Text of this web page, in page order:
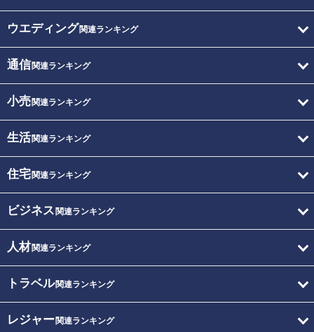
ウエディング関連ランキング
通信関連ランキング
小売関連ランキング
生活関連ランキング
住宅関連ランキング
ビジネス 関連ランキング
人材関連ランキング
トラベル関連ランキング
レジャー関連ランキング